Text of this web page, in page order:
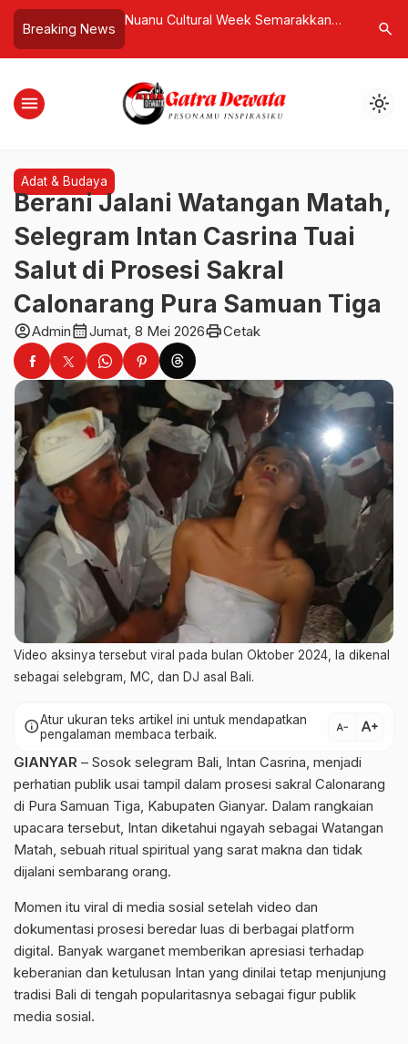
Breaking News
Semarakkan
Pengunjung
di Bali
Mantan Sekda Badung I Wayan
dan Adat Bali Berpulang
Lapor ke
Disita
search
menu light_mode
Adat & Budaya
Berani Jalani Watangan Matah,
Selegram Intan Casrina Tuai
Salut di Prosesi Sakral
Calonarang Pura Samuan Tiga
account_circleAdmincalendar_monthJumat, 8 Mei 2026printCetak
Video aksinya tersebut viral pada bulan Oktober 2024, Ia dikenal
sebagai selebgram, MC, dan DJ asal Bali.
infoAtur ukuran teks artikel ini untuk mendapatkan
pengalaman membaca terbaik.
text_decrease text_increase
GIANYAR – Sosok selegram Bali, Intan Casrina, menjadi
perhatian publik usai tampil dalam prosesi sakral Calonarang
di Pura Samuan Tiga, Kabupaten Gianyar. Dalam rangkaian
upacara tersebut, Intan diketahui ngayah sebagai Watangan
Matah, sebuah ritual spiritual yang sarat makna dan tidak
dijalani sembarang orang.
Momen itu viral di media sosial setelah video dan
dokumentasi prosesi beredar luas di berbagai platform
digital. Banyak warganet memberikan apresiasi terhadap
keberanian dan ketulusan Intan yang dinilai tetap menjunjung
tradisi Bali di tengah popularitasnya sebagai figur publik
media sosial.